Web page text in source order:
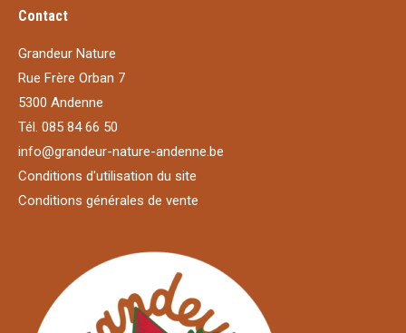
Contact
Grandeur Nature
Rue Frère Orban 7
5300 Andenne
Tél. 085 84 66 50
info@grandeur-nature-andenne.be
Conditions d'utilisation du site
Conditions générales de vente